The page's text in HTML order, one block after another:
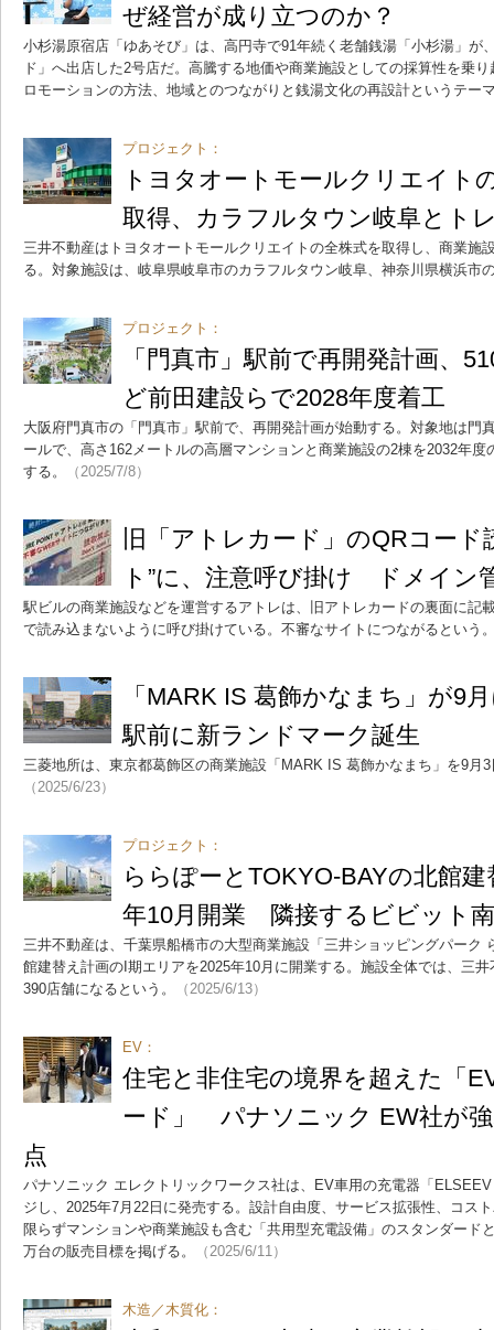
ぜ経営が成り立つのか？
小杉湯原宿店「ゆあそび」は、高円寺で91年続く老舗銭湯「小杉湯」が
ド」へ出店した2号店だ。高騰する地価や商業施設としての採算性を乗
ロモーションの方法、地域とのつながりと銭湯文化の再設計というテー
プロジェクト：
トヨタオートモールクリエイト
取得、カラフルタウン岐阜とト
三井不動産はトヨタオートモールクリエイトの全株式を取得し、商業施
る。対象施設は、岐阜県岐阜市のカラフルタウン岐阜、神奈川県横浜市
プロジェクト：
「門真市」駅前で再開発計画、
ど前田建設らで2028年度着工
大阪府門真市の「門真市」駅前で、再開発計画が始動する。対象地は門
ールで、高さ162メートルの高層マンションと商業施設の2棟を2032年
する。
（2025/7/8）
旧「アトレカード」のQRコード
ト”に、注意呼び掛け ドメイン
駅ビルの商業施設などを運営するアトレは、旧アトレカードの裏面に記
で読み込まないように呼び掛けている。不審なサイトにつながるという
「MARK IS 葛飾かなまち」が9
駅前に新ランドマーク誕生
三菱地所は、東京都葛飾区の商業施設「MARK IS 葛飾かなまち」を9月
（2025/6/23）
プロジェクト：
ららぽーとTOKYO-BAYの北館
年10月開業 隣接するビビット
三井不動産は、千葉県船橋市の大型商業施設「三井ショッピングパーク
館建替え計画のI期エリアを2025年10月に開業する。施設全体では、三
390店舗になるという。
（2025/6/13）
EV：
住宅と非住宅の境界を超えた「
ード」 パナソニック EW社が
点
パナソニック エレクトリックワークス社は、EV車用の充電器「
ジし、2025年7月22日に発売する。設計自由度、サービス拡張性、コス
限らずマンションや商業施設も含む「共用型充電設備」のスタンダード
万台の販売目標を掲げる。
（2025/6/11）
木造／木質化：